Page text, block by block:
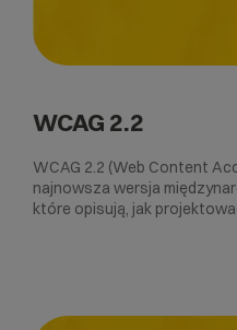
WCAG 2.2
WCAG 2.2 (Web Content
najnowsza wersja
które opisują, jak